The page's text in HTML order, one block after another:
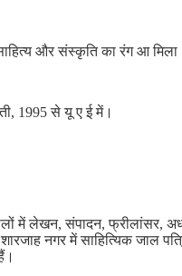
और संस्कृति का रंग आ
1995से यू ए ई में।
में लेखन, संपादन, फ्रीलांसर,
नगर में साहित्यिक जाल